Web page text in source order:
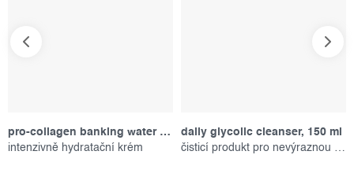
pro-collagen banking water cream, 50 ml
intenzivně hydratační krém
daily glycolic cleanser, 150 ml
čisticí produkt pro nevýraznou pleť